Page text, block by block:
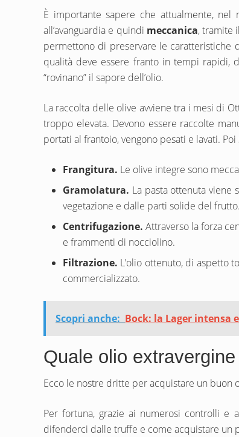
È importante sapere che attualmente,
all’avanguardia e quindi meccanica, tramite
permettono di preservare le caratteristiche
qualità deve essere franto in tempi rapidi,
“rovinano” il sapore dell’olio.
La raccolta delle olive avviene tra i mesi di
troppo elevata. Devono essere raccolte
portati al frantoio, vengono pesati e lavati.
Frangitura. Le olive integre sono
Gramolatura. La pasta ottenuta viene
vegetazione e dalle parti solide del frutto.
Centrifugazione. Attraverso la forza
e frammenti di nocciolino.
Filtrazione. L’olio ottenuto, di aspetto
commercializzato.
Scopri anche: Bock: la Lager intensa
Quale olio
Ecco le nostre dritte per acquistare un buon
Per fortuna, grazie ai numerosi controlli e
difenderci dalle truffe e come acquistare un